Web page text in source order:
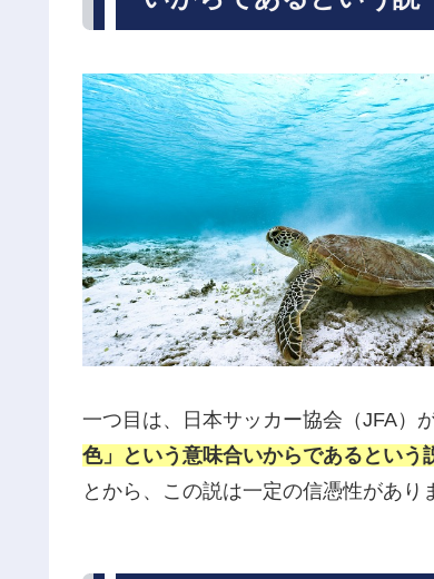
一つ目は、日本サッカー協会（JFA）
色」という意味合いからであるという
とから、この説は一定の信憑性があり